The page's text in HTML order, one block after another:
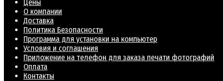
Цены
О компании
Доставка
Политика Безопасности
Программа для установки на компьютер
Условия и соглашения
Приложение на телефон для заказа печати фотографий
Оплата
Контакты